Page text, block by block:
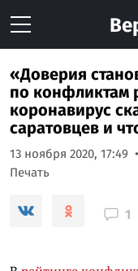
«Доверия
по конфликтам
коронавирус
саратовцев и
13 ноября 2020, 17:49
Печать
1